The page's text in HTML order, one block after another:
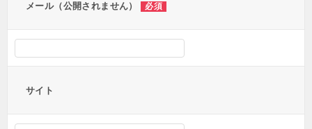
メール（公開されません） 必須
サイト